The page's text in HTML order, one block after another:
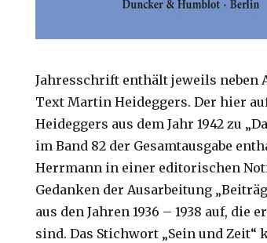
Jahresschrift enthält jeweils neben
Text Martin Heideggers. Der hier
Heideggers aus dem Jahr 1942 zu
im Band 82 der Gesamtausgabe
Herrmann in einer editorischen
Gedanken der Ausarbeitung
aus den Jahren 1936 – 1938 auf,
sind. Das Stichwort „Sein und